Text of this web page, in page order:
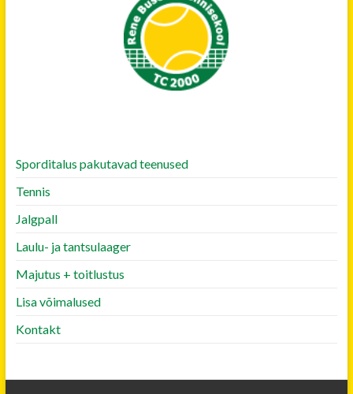
Sporditalus pakutavad teenused
Tennis
Jalgpall
Laulu- ja tantsulaager
Majutus + toitlustus
Lisa võimalused
Kontakt